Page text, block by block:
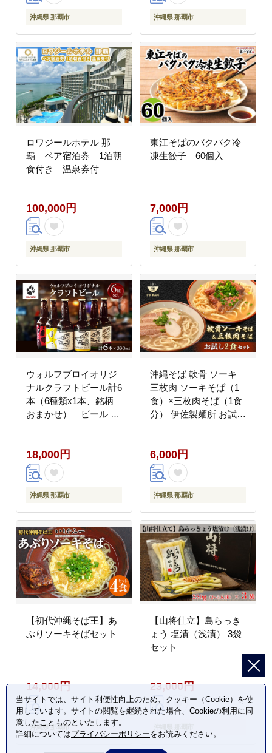
沖縄県 那覇市 沖縄県 那覇市
ロワジールホテル 那
覇 ペア宿泊券 1泊朝
食付き 温泉券付
100,000円
沖縄県 那覇市
東江そばのバクバク冷
凍生餃子 60個入
7,000円
沖縄県 那覇市
ウォルフブロイオリジ
ナルクラフトビール計6
本（6種類x1本、銘柄
おまかせ）｜ビール ク
ドイツ ジャーマンスタ
イル 本場ドイツ 瓶ビー
ル
18,000円
沖縄県 那覇市
沖縄そば 軟骨 ソーキ
三枚肉 ソーキそば（1
食）×三枚肉そば（1食
分） 伊佐製麺所 お試し
6,000円
沖縄県 那覇市
【初代沖縄そば王】あ
ぶりソーキそばセット
14,000円
沖縄県 那覇市
【山将仕立】島らっき
ょう 塩漬（浅漬） 3袋
セット
23,000円
当サイトでは、サイト利便性向上のため、クッキー（Cookie）を使
用しています。サイトの閲覧を継続された場合、Cookieの利用に同
意したことものといたします。
詳細についてはプライバシーポリシーをお読みください。